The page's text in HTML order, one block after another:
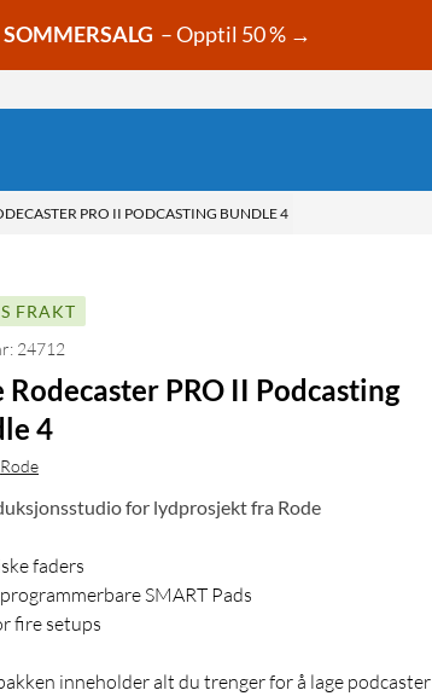
SOMMERSALG – Opptil 50 % →
PRO II PODCASTING BUNDLE 4
FRAKT
24712
Rodecaster PRO II Podcasting
4
Rode
for lydprosjekt fra Rode
faders
SMART Pads
fire setups
inneholder alt du trenger for å lage podcaster